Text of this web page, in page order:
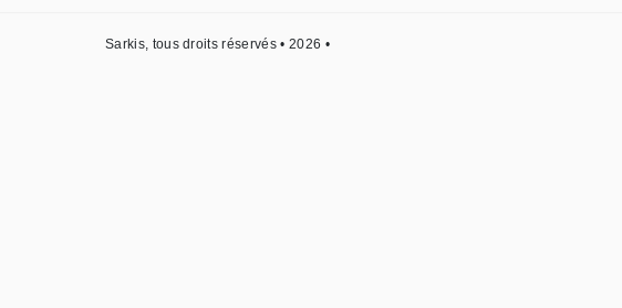
Sarkis, tous droits réservés • 2026 •